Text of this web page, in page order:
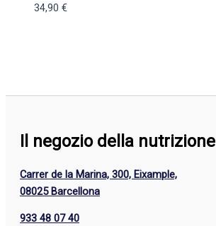
34,90 €
Il negozio della nutrizione
Carrer de la Marina, 300, Eixample,
08025 Barcellona
933 48 07 40